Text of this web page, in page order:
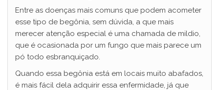
Entre as doenças mais comuns que podem acometer
esse tipo de begônia, sem dúvida, a que mais
merecer atenção especial é uma chamada de mildio,
que é ocasionada por um fungo que mais parece um
pó todo esbranquiçado.
Quando essa begônia está em locais muito abafados,
é mais fácil dela adquirir essa enfermidade, já que